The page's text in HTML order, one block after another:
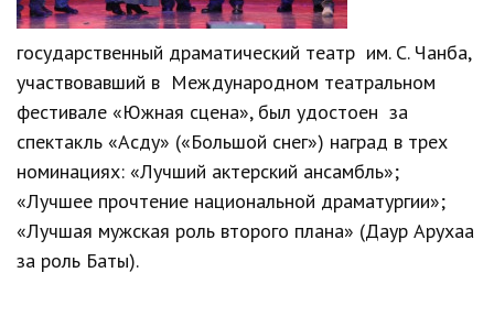
государственный драматический театр им. С. Чанба,
участвовавший в Международном театральном
фестивале «Южная сцена», был удостоен за
спектакль «Асду» («Большой снег») наград в трех
номинациях: «Лучший актерский ансамбль»;
«Лучшее прочтение национальной драматургии»;
«Лучшая мужская роль второго плана» (Даур Арухаа
за роль Баты).